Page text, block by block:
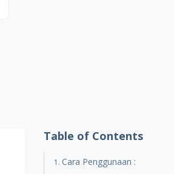
Table of Contents
Cara Penggunaan :